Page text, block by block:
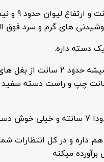
قطر لیوان 8
های گرم و سرد فوق
دسته داره.
طرحی که چاپ میشه حدود 2 سانت
سانت چپ و راست دسته
دسته.
داره و در کل انتظارات
میکنه